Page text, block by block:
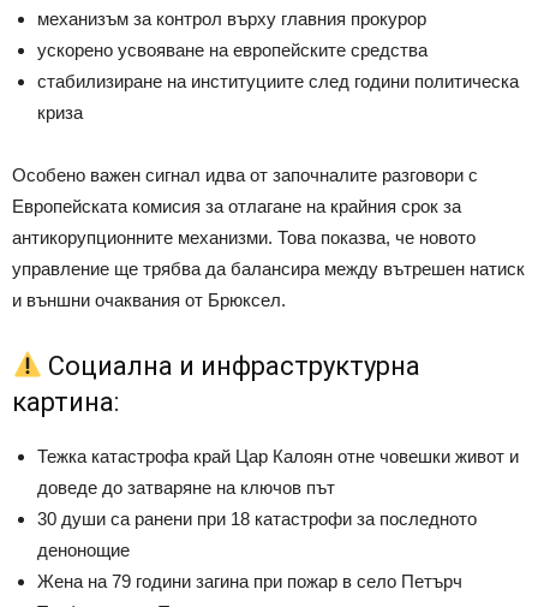
механизъм за контрол върху главния прокурор
ускорено усвояване на европейските средства
стабилизиране на институциите след години политическа
криза
Особено важен сигнал идва от започналите разговори с
Европейската комисия за отлагане на крайния срок за
антикорупционните механизми. Това показва, че новото
управление ще трябва да балансира между вътрешен натиск
и външни очаквания от Брюксел.
Социална и инфраструктурна
картина:
Тежка катастрофа край Цар Калоян отне човешки живот и
доведе до затваряне на ключов път
30 души са ранени при 18 катастрофи за последното
денонощие
Жена на 79 години загина при пожар в село Петърч